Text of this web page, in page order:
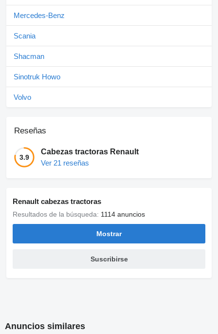
Mercedes-Benz
Scania
Shacman
Sinotruk Howo
Volvo
Reseñas
3.9
Cabezas tractoras Renault
Ver 21 reseñas
Renault cabezas tractoras
Resultados de la búsqueda: 1114 anuncios
Mostrar
Suscribirse
Anuncios similares